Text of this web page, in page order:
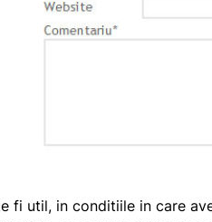
fi util, in conditiile in care